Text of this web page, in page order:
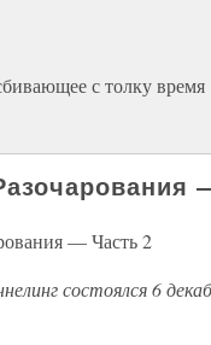
с толку время
— Часть 2
состоялся 6